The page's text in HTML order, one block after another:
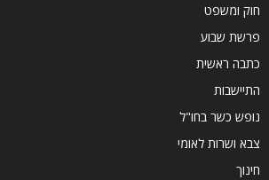
חוק ומשפט
פרשת שבוע
כתבה ראשית
התיישבות
נופש כשר בחו"ל
צבא ושרות לאומי
חינוך